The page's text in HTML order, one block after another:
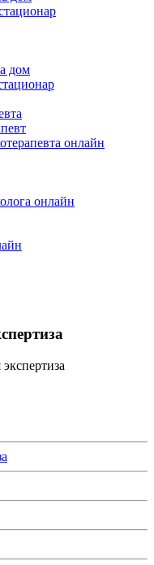
дом
онлайн
онлайн